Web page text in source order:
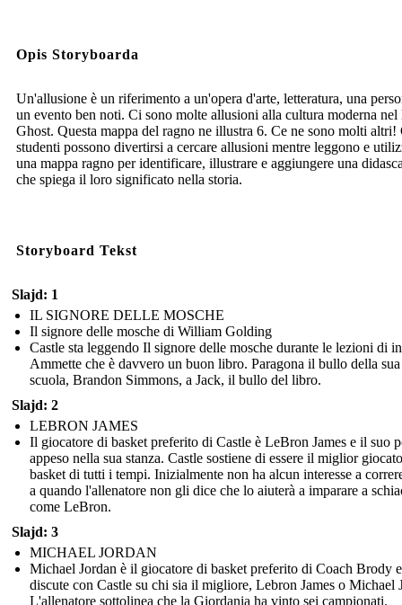
Opis Storyboarda
Un'allusione è un riferimento a un'opera d'arte, letteratura, una
un evento ben noti. Ci sono molte allusioni alla cultura moderna
Ghost. Questa mappa del ragno ne illustra 6. Ce ne sono molti altri!
studenti possono divertirsi a cercare allusioni mentre leggono e
una mappa ragno per identificare, illustrare e aggiungere una
che spiega il loro significato nella storia.
Storyboard Tekst
Slajd: 1
IL SIGNORE DELLE MOSCHE
Il signore delle mosche di William Golding
Castle sta leggendo Il signore delle mosche durante le lezioni di
Ammette che è davvero un buon libro. Paragona il bullo della sua
scuola, Brandon Simmons, a Jack, il bullo del libro.
Slajd: 2
LEBRON JAMES
Il giocatore di basket preferito di Castle è LeBron James e il suo
appeso nella sua stanza. Castle sostiene di essere il miglior
basket di tutti i tempi. Inizialmente non ha alcun interesse a
a quando l'allenatore non gli dice che lo aiuterà a imparare a
come LeBron.
Slajd: 3
MICHAEL JORDAN
Michael Jordan è il giocatore di basket preferito di Coach Brody e
discute con Castle su chi sia il migliore, Lebron James o Michael
L'allenatore sottolinea che la Giordania ha vinto sei campionati.